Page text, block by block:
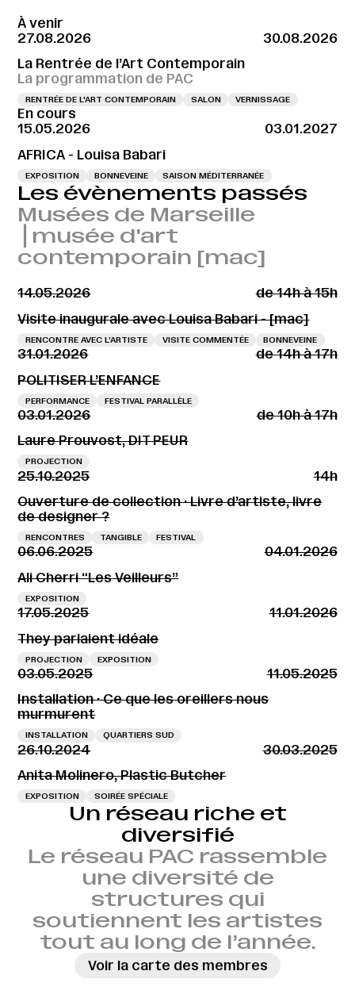
À venir
27.08.2026
30.08.2026
La Rentrée de l’Art Contemporain
La programmation de PAC
RENTRÉE DE L'ART CONTEMPORAIN SALON VERNISSAGE
En cours
15.05.2026
03.01.2027
AFRICA - Louisa Babari
EXPOSITION BONNEVEINE SAISON MÉDITERRANÉE
Les évènements passés
Musées de Marseille
⎪musée d'art
contemporain [mac]
14.05.2026
de 14h à 15h
Visite inaugurale avec Louisa Babari - [mac]
RENCONTRE AVEC L’ARTISTE VISITE COMMENTÉE BONNEVEINE
31.01.2026
de 14h à 17h
POLITISER L’ENFANCE
PERFORMANCE FESTIVAL PARALLÈLE
03.01.2026
de 10h à 17h
Laure Prouvost, DIT PEUR
PROJECTION
25.10.2025
14h
Ouverture de collection · Livre d’artiste, livre
de designer ?
RENCONTRES TANGIBLE FESTIVAL
06.06.2025
04.01.2026
Ali Cherri “Les Veilleurs”
EXPOSITION
17.05.2025
11.01.2026
They parlaient idéale
PROJECTION EXPOSITION
03.05.2025
11.05.2025
Installation · Ce que les oreillers nous
murmurent
INSTALLATION QUARTIERS SUD
26.10.2024
30.03.2025
Anita Molinero, Plastic Butcher
EXPOSITION SOIRÉE SPÉCIALE
Un réseau riche et
diversifié
Le réseau PAC rassemble
une diversité de
structures qui
soutiennent les artistes
tout au long de l’année.
Voir la carte des membres